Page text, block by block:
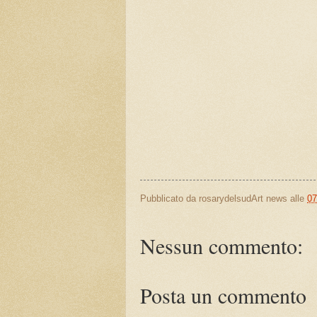
Pubblicato da rosarydelsudArt news alle
Nessun commento:
Posta un commento